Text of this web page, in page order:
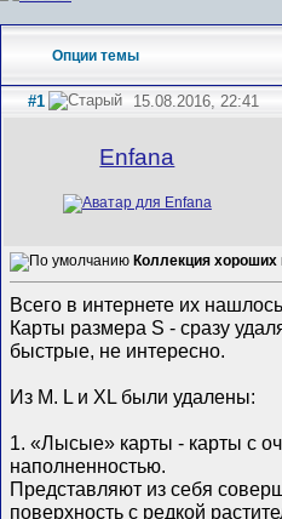
Опции темы
#1 15.08.2016, 22:41
Enfana
Коллекция хороших
Всего в интернете их
Карты размера S - сразу
быстрые, не интересно.
Из M. L и XL были удалены:
1. «Лысые» карты - карты с
наполненностью.
Представляют из себя
поверхность с редкой